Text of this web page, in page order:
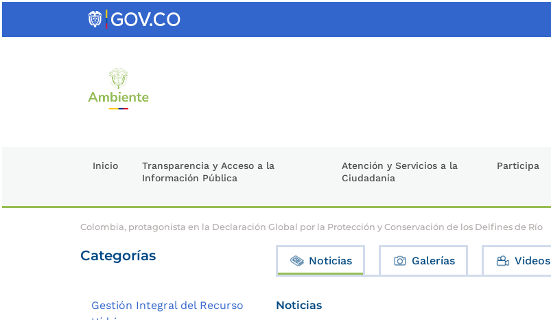
Inicio
Transparencia y Acceso a la
Información Pública
Atención y Servicios a la
Ciudadanía
Participa
Colombia, protagonista en la Declaración Global por la Protección y Conservación de los Delfines de Río
Categorías
Gestión Integral del Recurso
Noticias Galerías Videos
Noticias